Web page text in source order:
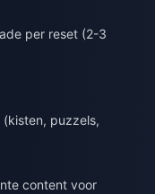
per reset (2-3
puzzels,
content voor